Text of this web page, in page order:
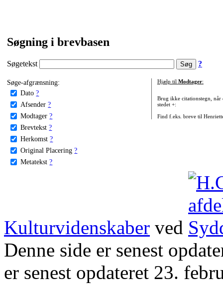
Søgning i brevbasen
Søgetekst ?
Søge-afgrænsning:
Dato ?
Afsender ?
Modtager ?
Brevtekst ?
Herkomst ?
Original Placering ?
Metatekst ?
Hjælp til Modtager:
Brug ikke citationstegn, når
stedet +:
Find f.eks. breve til
Kulturvidenskaber ved
Denne side er senest
er senest opdateret 23.